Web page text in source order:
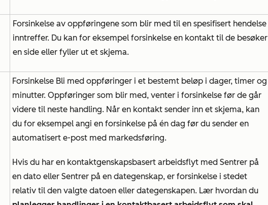
Forsinkelse av oppføringene som blir med til en spesifisert hendelse
inntreffer. Du kan for eksempel forsinkelse en kontakt til de besøker
en side eller fyller ut et skjema.
Forsinkelse Bli med oppføringer i et bestemt beløp i dager, timer og
minutter. Oppføringer som blir med, venter i forsinkelse før de går
videre til neste handling. Når en kontakt sender inn et skjema, kan
du for eksempel angi en forsinkelse på én dag før du sender en
automatisert e-post med markedsføring.
Hvis du har en kontaktgenskapsbasert arbeidsflyt med Sentrer på
en dato eller Sentrer på en dategenskap, er forsinkelse i stedet
relativ til den valgte datoen eller dategenskapen. Lær hvordan du